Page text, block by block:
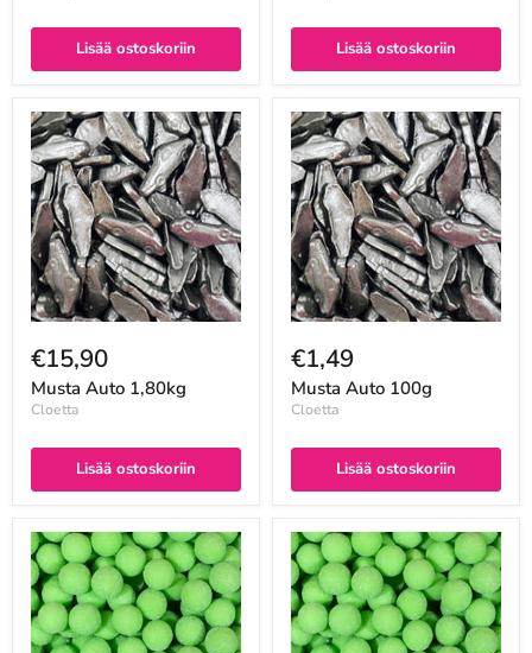
Lisää ostoskoriin Lisää ostoskoriin
€15,90
Musta Auto 1,80kg
Cloetta
Lisää ostoskoriin
€1,49
Musta Auto 100g
Cloetta
Lisää ostoskoriin